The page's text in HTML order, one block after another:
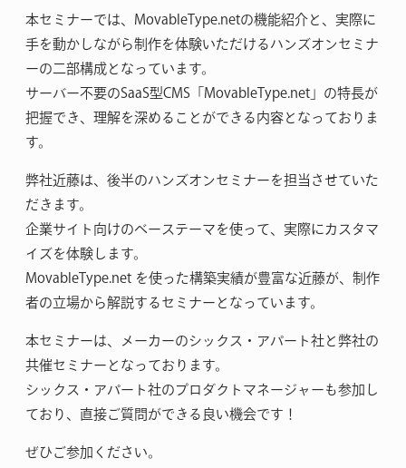
本セミナーでは、MovableType.netの機能紹介と、実際に
手を動かしながら制作を体験いただけるハンズオンセミナ
ーの二部構成となっています。
サーバー不要のSaaS型CMS「MovableType.net」の特長が
把握でき、理解を深めることができる内容となっておりま
す。
弊社近藤は、後半のハンズオンセミナーを担当させていた
だきます。
企業サイト向けのベーステーマを使って、実際にカスタマ
イズを体験します。
MovableType.net を使った構築実績が豊富な近藤が、制作
者の立場から解説するセミナーとなっています。
本セミナーは、メーカーのシックス・アパート社と弊社の
共催セミナーとなっております。
シックス・アパート社のプロダクトマネージャーも参加し
ており、直接ご質問ができる良い機会です！
ぜひご参加ください。